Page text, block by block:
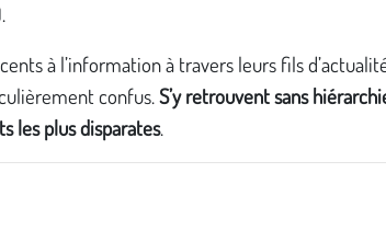
à l’information à travers leurs fils
confus.S’y retrouvent sans
les plus disparates.